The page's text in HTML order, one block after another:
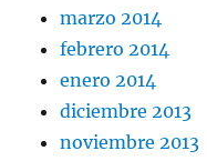
marzo 2014
febrero 2014
enero 2014
diciembre 2013
noviembre 2013